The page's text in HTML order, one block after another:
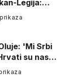
Legija:
ustašam…
prikaza
'Mi Srbi
su nas